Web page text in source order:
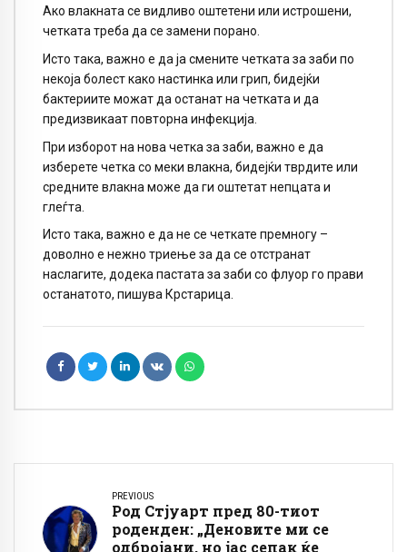
Ако влакната се видливо оштетени или истрошени,
четката треба да се замени порано.
Исто така, важно е да ја смените четката за заби по
некоја болест како настинка или грип, бидејќи
бактериите можат да останат на четката и да
предизвикаат повторна инфекција.
При изборот на нова четка за заби, важно е да
изберете четка со меки влакна, бидејќи тврдите или
средните влакна може да ги оштетат непцата и
глеѓта.
Исто така, важно е да не се четкате премногу –
доволно е нежно триење за да се отстранат
наслагите, додека пастата за заби со флуор го прави
останатото, пишува Крстарица.
PREVIOUS
Род Стјуарт пред 80-тиот
роденден: „Деновите ми се
одбројани, но јас сепак ќе